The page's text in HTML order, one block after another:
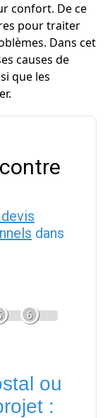
confort. De ce
pour traiter
Dans cet
causes de
que les
dans
6
ou
: